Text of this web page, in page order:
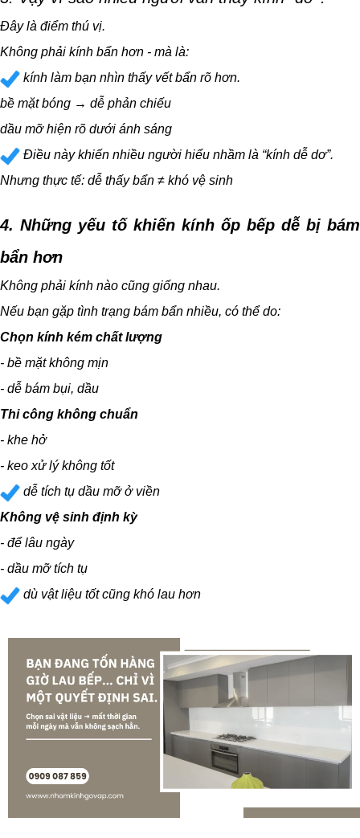
Đây là điểm thú vị.
Không phải kính bẩn hơn - mà là:
kính làm bạn nhìn thấy vết bẩn rõ hơn.
bề mặt bóng → dễ phản chiếu
dầu mỡ hiện rõ dưới ánh sáng
Điều này khiến nhiều người hiểu nhầm là “kính dễ dơ”.
Nhưng thực tế: dễ thấy bẩn ≠ khó vệ sinh
4. Những yếu tố khiến kính ốp bếp dễ bị bám
bẩn hơn
Không phải kính nào cũng giống nhau.
Nếu bạn gặp tình trạng bám bẩn nhiều, có thể do:
Chọn kính kém chất lượng
- bề mặt không mịn
- dễ bám bụi, dầu
Thi công không chuẩn
- khe hở
- keo xử lý không tốt
dễ tích tụ dầu mỡ ở viền
Không vệ sinh định kỳ
- để lâu ngày
- dầu mỡ tích tụ
dù vật liệu tốt cũng khó lau hơn